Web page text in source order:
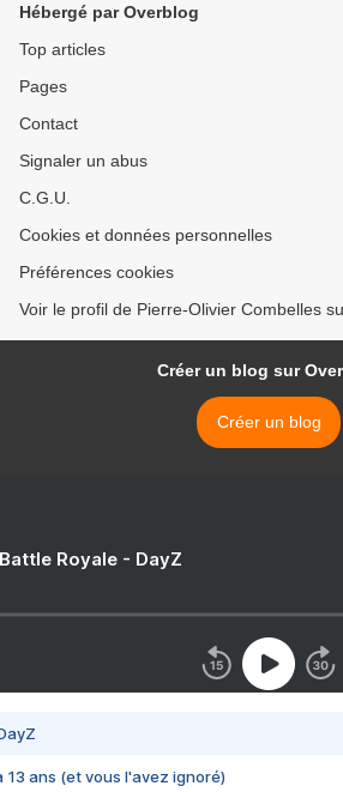
Hébergé par Overblog
Top articles
Pages
Contact
Signaler un abus
C.G.U.
Cookies et données personnelles
Préférences cookies
Voir le profil de Pierre-Olivier Combelles
Créer un blog sur
Créer un blog
Royale - DayZ
13 ans (et vous l'avez ignoré)